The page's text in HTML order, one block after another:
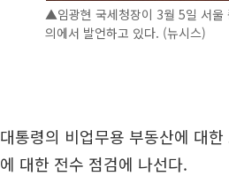
▲임광현 국세청장이 3월 5일 서울
의에서 발언하고 있다. (뉴시스)
대통령의 비업무용 부동산에 대
에 대한 전수 점검에 나선다.